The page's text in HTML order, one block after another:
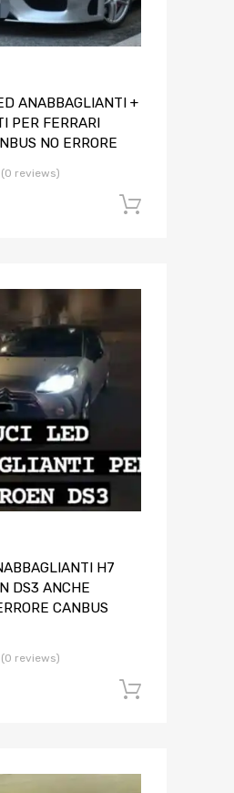
ANABBAGLIANTI +
PER FERRARI
NO ERRORE
(0 reviews)
H7
DS3 ANCHE
CANBUS
(0 reviews)